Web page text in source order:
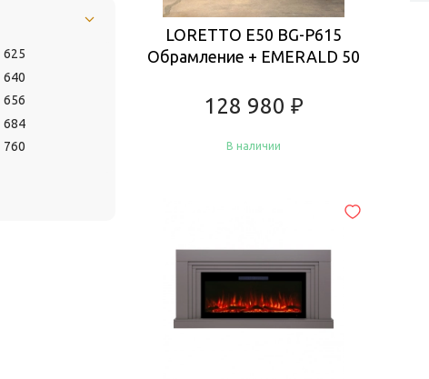
625
640
656
684
760
LORETTO E50 BG-P615
Обрамление + EMERALD 50
128 980 ₽
В наличии